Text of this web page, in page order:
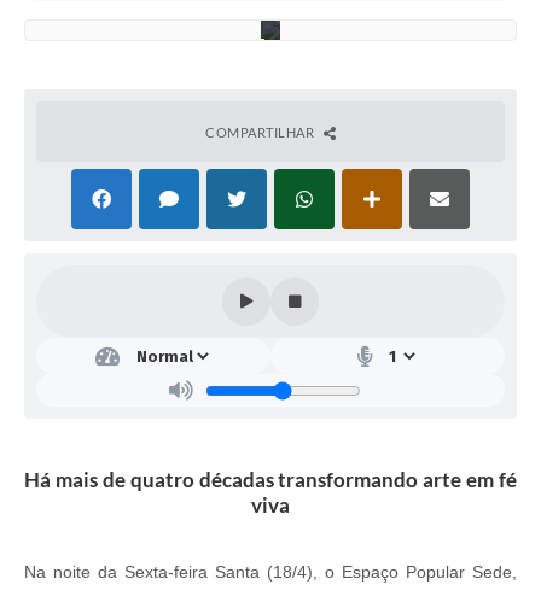
COMPARTILHAR
Há mais de quatro décadas transformando arte em fé
viva
Na noite da Sexta-feira Santa (18/4), o Espaço Popular Sede,